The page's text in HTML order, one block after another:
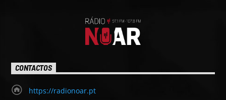
CONTACTOS
https://radionoar.pt